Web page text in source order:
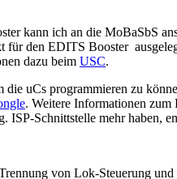
kann ich an die MoBaSbS
für den EDITS Booster
dazu beim USC.
die uCs programmieren zu
. Weitere Informationen
ISP-Schnittstelle mehr haben,
von Lok-Steuerung